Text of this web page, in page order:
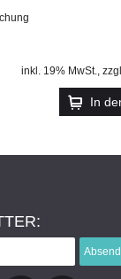
inkl. 19% MwSt. zzgl.
In